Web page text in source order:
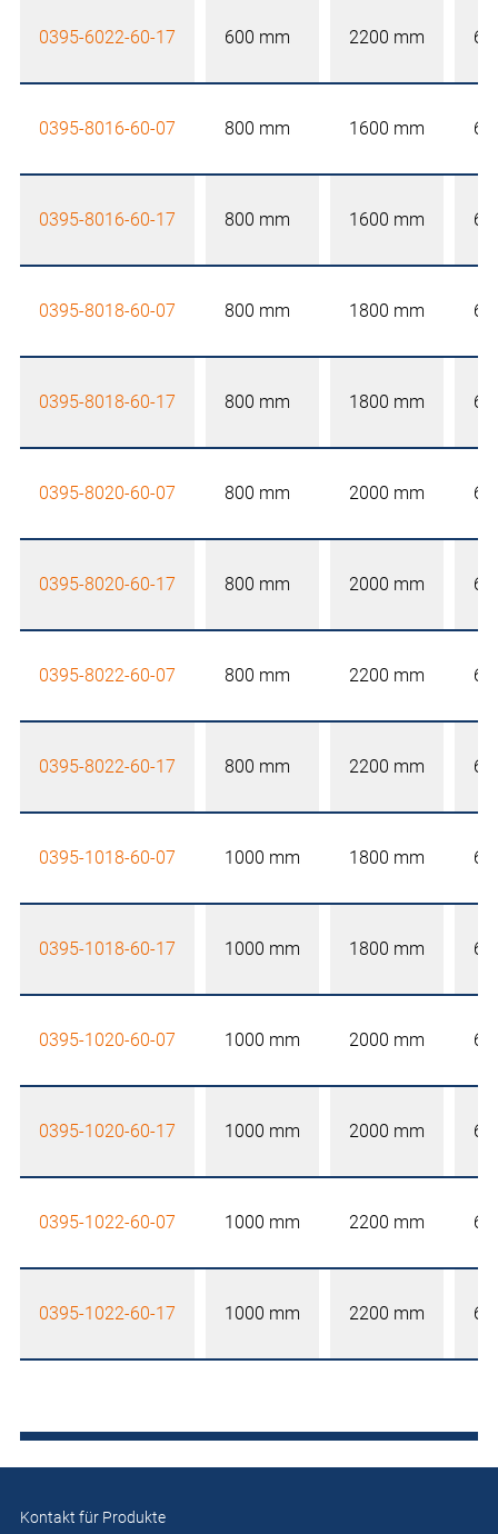
0395-6022-60-17 600 mm 2200 mm
0395-8016-60-07 800 mm 1600 mm
0395-8016-60-17 800 mm 1600 mm
0395-8018-60-07 800 mm 1800 mm
0395-8018-60-17 800 mm 1800 mm
0395-8020-60-07 800 mm 2000 mm
0395-8020-60-17 800 mm 2000 mm
0395-8022-60-07 800 mm 2200 mm
0395-8022-60-17 800 mm 2200 mm
0395-1018-60-07 1000 mm 1800 mm
0395-1018-60-17 1000 mm 1800 mm
0395-1020-60-07 1000 mm 2000 mm
0395-1020-60-17 1000 mm 2000 mm
0395-1022-60-07 1000 mm 2200 mm
0395-1022-60-17 1000 mm 2200 mm
Kontakt für Produkte